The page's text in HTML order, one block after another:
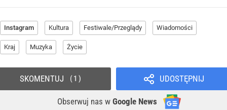
Instagram Kultura Festiwale/Przeglądy Wiadomości
Kraj Muzyka Życie
UDOSTĘPNIJ
Obserwuj nas w Google News
SKOMENTUJ 1